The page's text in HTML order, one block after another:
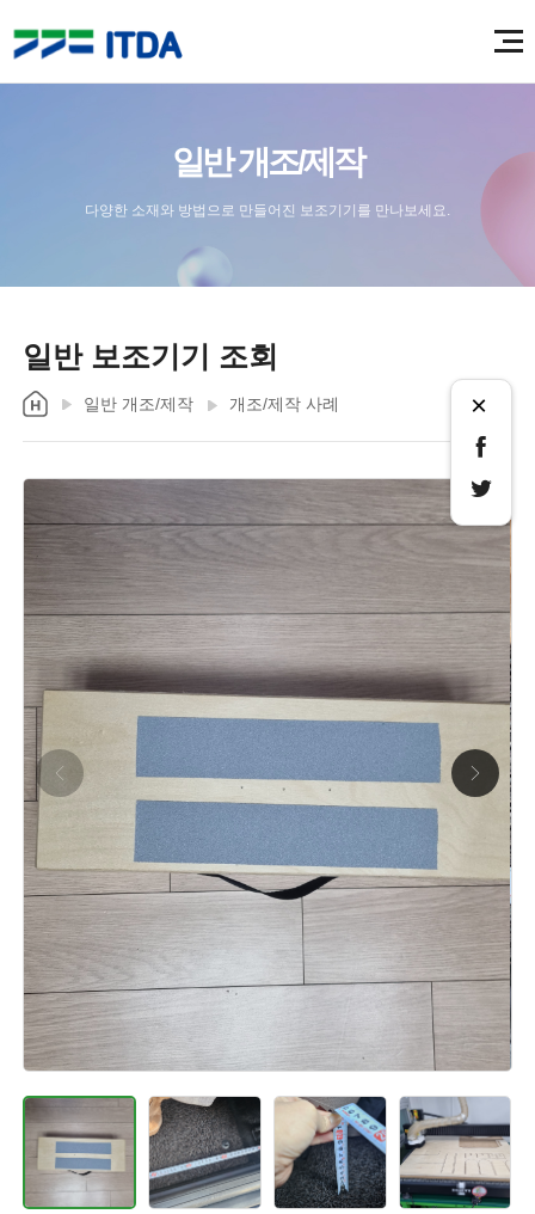
일반 개조/제작
다양한 소재와 방법으로 만들어진 보조기기를 만나보세요.
일반 보조기기 조회
일반 개조/제작 개조/제작 사례 ×